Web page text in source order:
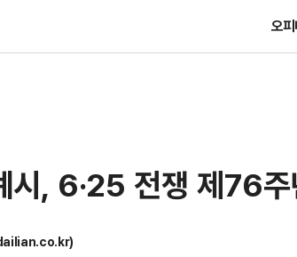
오
시, 6·25 전쟁 제76주